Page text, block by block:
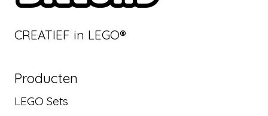
CREATIEF in LEGO®
Producten
LEGO Sets